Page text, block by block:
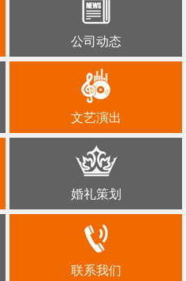
公司动态
文艺演出
婚礼策划
联系我们